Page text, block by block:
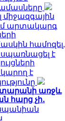
միջազգային
արտակարգ
համոզել,
է
կարող է
առջև
հարց չի․